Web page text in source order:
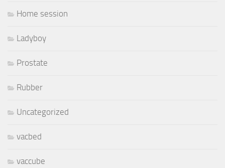
Home session
Ladyboy
Prostate
Rubber
Uncategorized
vacbed
vaccube